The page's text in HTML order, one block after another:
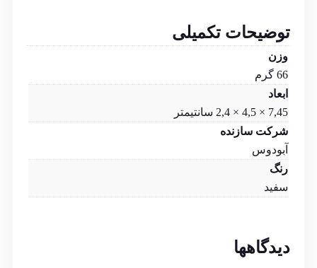
توضیحات تکمیلی
وزن
66 گرم
ابعاد
7,45 × 4,5 × 2,4 سانتیمتر
شرکت سازنده
آبودوس
رنگ
سفید
دیدگاهها